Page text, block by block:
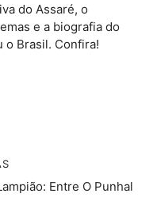
do Assaré, o
e a biografia do
o Brasil. Confira!
Entre O Punhal